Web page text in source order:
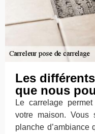
Les
que nous
Le carrelage
votre maison.
planche d’ambiance